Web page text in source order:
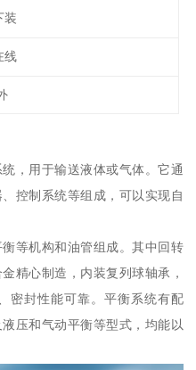
装
线
，用于输送液体或气体。它通
控制系统等组成，可以实现自
等机构和油管组成。其中回转
精心制造，内装复列球轴承，
密封性能可靠。平衡系统有配
压和气动平衡等型式，均能以